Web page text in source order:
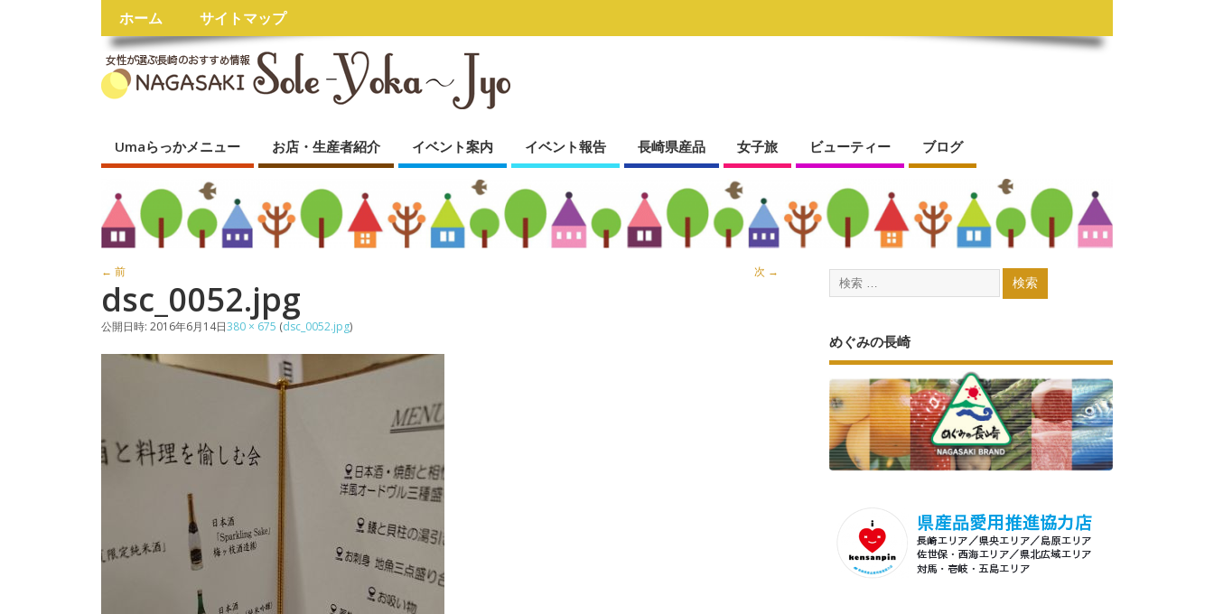
ホーム サイトマップ
Umaらっかメニュー お店・生産者紹介 イベント案内 イベント報告 長崎県産品 女子旅 ビューティー ブログ
← 前 次 →
dsc_0052.jpg
公開日時: 2016年6月14日380 × 675 (dsc_0052.jpg)
めぐみの長崎